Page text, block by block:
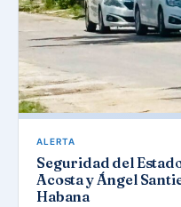
ALERTA
Seguridad del
Acosta y Ángel
Habana